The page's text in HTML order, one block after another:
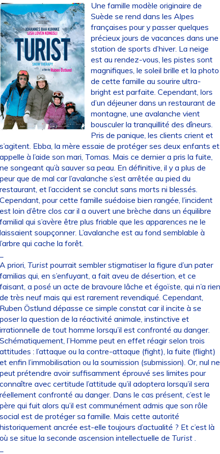
Une famille modèle originaire de
Suède se rend dans les Alpes
françaises pour y passer quelques
précieux jours de vacances dans une
station de sports d’hiver. La neige
est au rendez-vous, les pistes sont
magnifiques, le soleil brille et la photo
de cette famille au sourire ultra-
bright est parfaite. Cependant, lors
d’un déjeuner dans un restaurant de
montagne, une avalanche vient
bousculer la tranquillité des dîneurs.
Pris de panique, les clients crient et
Ebba, la mère essaie de protéger ses deux enfants et
à l’aide son mari, Tomas. Mais ce dernier a pris la fuite,
songeant qu’à sauver sa peau. En définitive, il y a plus de
que de mal car l’avalanche s’est arrêtée au pied du
et l’accident se conclut sans morts ni blessés.
pour cette famille suédoise bien rangée, l’incident
loin d’être clos car il a ouvert une brèche dans un équilibre
qui s’avère être plus friable que les apparences ne le
soupçonner. L’avalanche est au fond semblable à
qui cache la forêt.
priori, Turist pourrait sembler stigmatiser la figure d’un pater
qui, en s’enfuyant, a fait aveu de désertion, et ce
a posé un acte de bravoure lâche et égoïste, qui n’a rien
très neuf mais qui est rarement revendiqué. Cependant,
Östlund dépasse ce simple constat car il incite à se
la question de la réactivité animale, instinctive et
de tout homme lorsqu’il est confronté au danger.
l’Homme peut en effet réagir selon trois
: l’attaque ou la contre-attaque (fight), la fuite (flight)
enfin l’immobilisation ou la soumission (submission). Or, nul ne
prétendre avoir suffisamment éprouvé ses limites pour
avec certitude l’attitude qu’il adoptera lorsqu’il sera
confronté au danger. Dans le cas présent, c’est le
qui fuit alors qu’il est communément admis que son rôle
est de protéger sa famille. Mais cette autorité
ancrée est-elle toujours d’actualité ? Et c’est là
se situe la seconde ascension intellectuelle de Turist.